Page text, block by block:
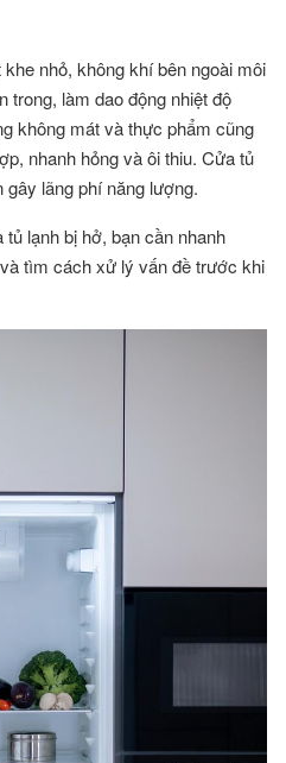
nhỏ, không khí bên ngoài môi
trong, làm dao động nhiệt độ
không mát và thực phẩm cũng
nhanh hỏng và ôi thiu. Cửa tủ
gây lãng phí năng lượng.
lạnh bị hở, bạn cần nhanh
tìm cách xử lý vấn đề trước khi